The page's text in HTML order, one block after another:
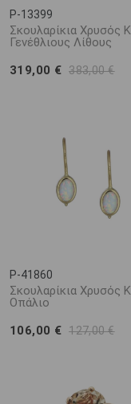
P-13399
Σκουλαρίκια Χρυσός
Γενέθλιους Λίθους
319,00 € 383,00 €
P-41860
Σκουλαρίκια Χρυσός
Οπάλιο
106,00 € 127,00 €